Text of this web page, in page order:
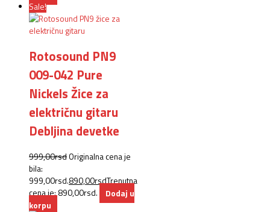
Sale!
Rotosound PN9
009-042 Pure
Nickels Žice za
električnu gitaru
Debljina devetke
999,00rsd Originalna cena je
bila:
999,00rsd.890,00rsdTrenutna
cena je: 890,00rsd.
Dodaj u
korpu